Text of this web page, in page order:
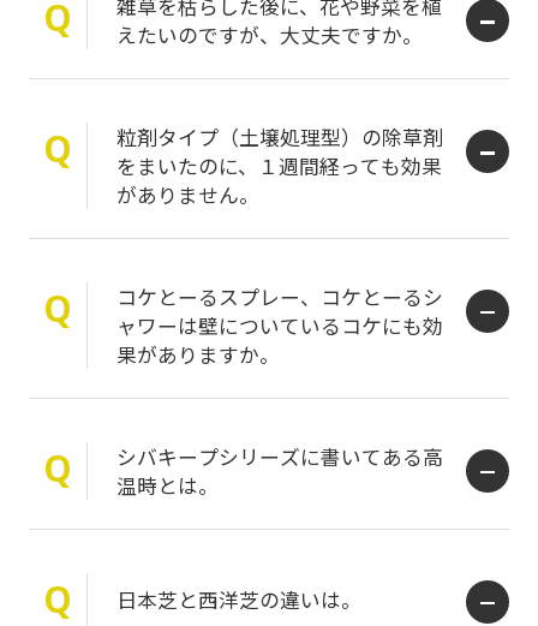
Q
雑草を枯らした後に、花や野菜を植
えたいのですが、大丈夫ですか。
Q
粒剤タイプ（土壌処理型）の除草剤
をまいたのに、１週間経っても効果
がありません。
Q
コケとーるスプレー、コケとーるシ
ャワーは壁についているコケにも効
果がありますか。
Q
シバキープシリーズに書いてある高
温時とは。
Q 日本芝と西洋芝の違いは。